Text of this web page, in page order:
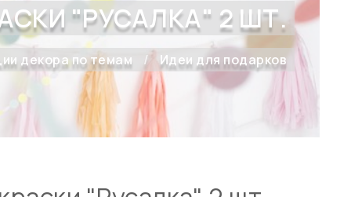
"РУСАЛКА" 2 ШТ.
декора по темам Идеи для подарков